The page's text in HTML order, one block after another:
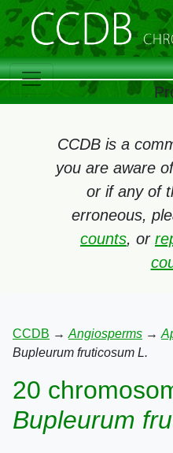
CCDB is a
you are aware
or if any of
erroneous,
counts, or
CCDB → Angiosperms →
Bupleurum fruticosum L.
20
Bupleurum